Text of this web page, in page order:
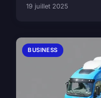
19 juillet 2025
BUSINESS